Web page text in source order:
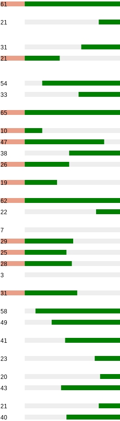
61
21
31
21
54
33
65
10
47
38
26
19
62
22
7
29
25
28
3
31
58
49
41
23
20
43
21
40